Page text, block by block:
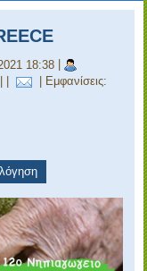
18:38
| Εμφανίσεις: